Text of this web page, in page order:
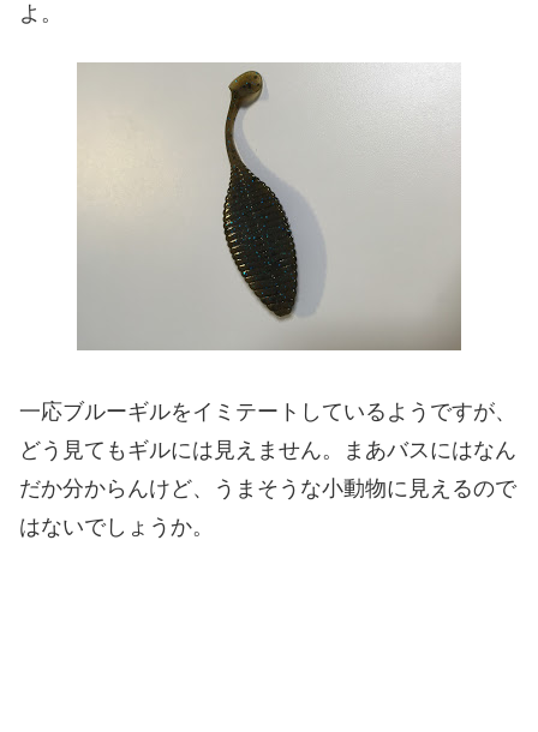
よ。
一応ブルーギルをイミテートしているようですが、
どう見てもギルには見えません。まあバスにはなん
だか分からんけど、うまそうな小動物に見えるので
はないでしょうか。